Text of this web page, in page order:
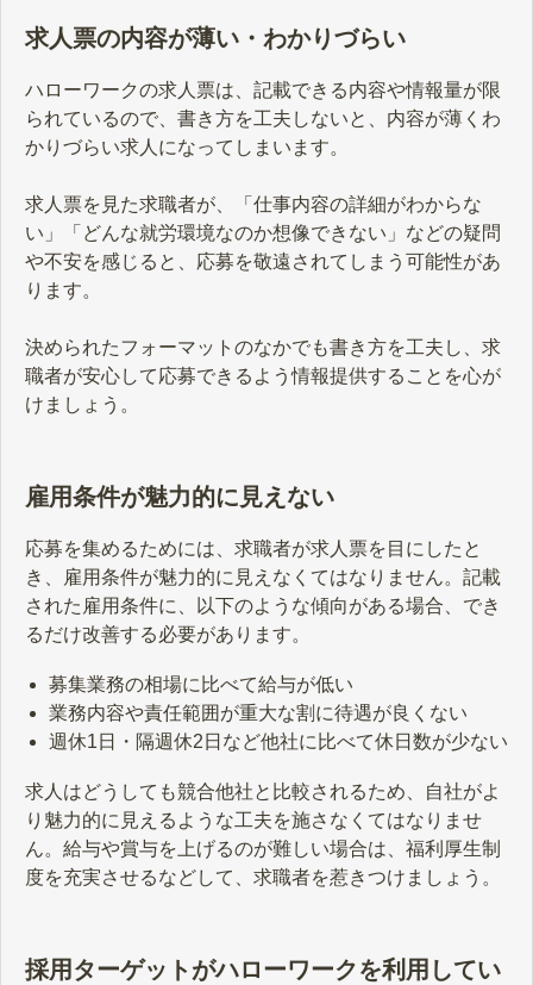
求人票の内容が薄い・わかりづらい
ハローワークの求人票は、記載できる内容や情報量が限
られているので、書き方を工夫しないと、内容が薄くわ
かりづらい求人になってしまいます。
求人票を見た求職者が、「仕事内容の詳細がわからな
い」「どんな就労環境なのか想像できない」などの疑問
や不安を感じると、応募を敬遠されてしまう可能性があ
ります。
決められたフォーマットのなかでも書き方を工夫し、求
職者が安心して応募できるよう情報提供することを心が
けましょう。
雇用条件が魅力的に見えない
応募を集めるためには、求職者が求人票を目にしたと
き、雇用条件が魅力的に見えなくてはなりません。記載
された雇用条件に、以下のような傾向がある場合、でき
るだけ改善する必要があります。
募集業務の相場に比べて給与が低い
業務内容や責任範囲が重大な割に待遇が良くない
週休1日・隔週休2日など他社に比べて休日数が少ない
求人はどうしても競合他社と比較されるため、自社がよ
り魅力的に見えるような工夫を施さなくてはなりませ
ん。給与や賞与を上げるのが難しい場合は、福利厚生制
度を充実させるなどして、求職者を惹きつけましょう。
採用ターゲットがハローワークを利用してい